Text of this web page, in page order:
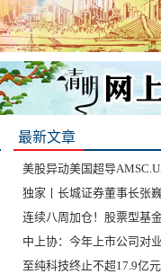
最新文章
美股异动美国超导
独家丨长城证券董事长张
连续八周加仓！股票型基
中上协：今年上市公司对
至纯科技终止不超17.9亿